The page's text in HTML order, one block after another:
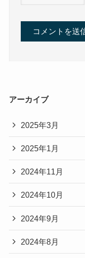
アーカイブ
2025年3月
2025年1月
2024年11月
2024年10月
2024年9月
2024年8月